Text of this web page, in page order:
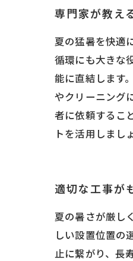
専門家が教え
夏の猛暑を快適
循環にも大きな
能に直結します
やクリーニング
者に依頼するこ
トを活用しまし
適切な工事が
夏の暑さが厳し
しい設置位置の
止に繋がり、長